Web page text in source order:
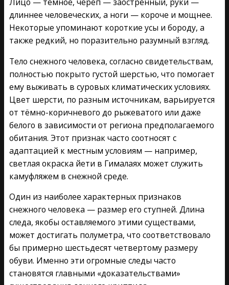
длиннее человеческих, а ноги — короче и мощнее.
Некоторые упоминают короткие усы и бороду, а
также редкий, но поразительно разумный взгляд.
Тело снежного человека, согласно свидетельствам,
полностью покрыто густой шерстью, что помогает
ему выживать в суровых климатических условиях.
Цвет шерсти, по разным источникам, варьируется
от тёмно-коричневого до рыжеватого или даже
белого в зависимости от региона предполагаемого
обитания. Этот признак часто соотносят с
адаптацией к местным условиям — например,
светлая окраска йети в Гималаях может служить
камуфляжем в снежной среде.
Один из наиболее характерных признаков
снежного человека — размер его ступней. Длина
следа, якобы оставляемого этими существами,
может достигать полуметра, что соответствовало
бы примерно шестьдесят четвертому размеру
обуви. Именно эти огромные следы часто
становятся главными «доказательствами»